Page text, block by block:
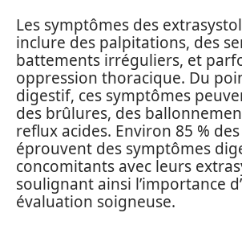
Les symptômes des
inclure des palpitations, des
battements irréguliers, et
oppression thoracique. Du
digestif, ces symptômes
des brûlures, des
reflux acides. Environ 85 %
éprouvent des symptômes
concomitants avec leurs
soulignant ainsi l’importance
évaluation soigneuse.